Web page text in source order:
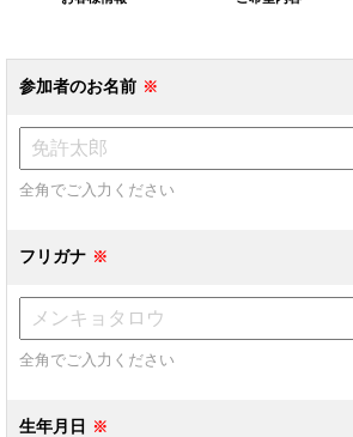
参加者のお名前
全角でご入力ください
フリガナ
全角でご入力ください
生年月日